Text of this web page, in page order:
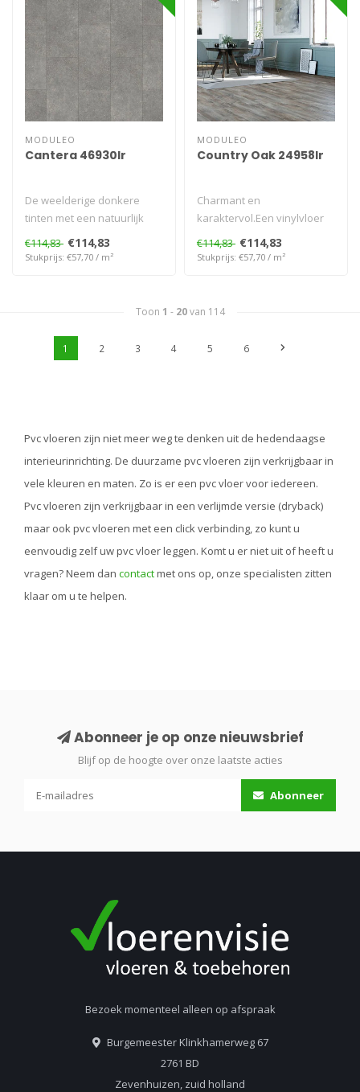
MODULEO
Cantera 46930lr
De weelderige donkere
tinten met een natuurlijk
een Bou..
€114,83 €114,83
Stukprijs: €57,70 / m²
MODULEO
Country Oak 24958lr
Charmant en
karaktervol.Een vinylvloer
verhaal.En een s..
€114,83 €114,83
Stukprijs: €57,70 / m²
Toon 1 - 20van 114
1 2 3 4 5 6
Pvc vloeren zijn niet meer weg te denken uit de hedendaagse
interieurinrichting. De duurzame pvc vloeren zijn verkrijgbaar in
vele kleuren en maten. Zo is er een pvc vloer voor iedereen.
Pvc vloeren zijn verkrijgbaar in een verlijmde versie (dryback)
maar ook pvc vloeren met een click verbinding, zo kunt u
eenvoudig zelf uw pvc vloer leggen. Komt u er niet uit of heeft u
vragen? Neem dan contactmet ons op, onze specialisten zitten
klaar om u te helpen.
Abonneer je op onze nieuwsbrief
Blijf op de hoogte over onze laatste acties
Abonneer
Bezoek momenteel alleen op afspraak
Burgemeester Klinkhamerweg 67
2761 BD
Zevenhuizen, zuid holland